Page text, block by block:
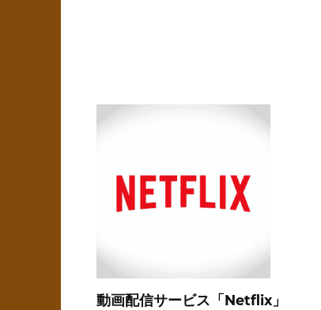
動画配信サービス「Netflix」